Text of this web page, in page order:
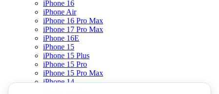
iPhone 16
iPhone Air
iPhone 16 Pro Max
iPhone 17 Pro Max
iPhone 16E
iPhone 15
iPhone 15 Plus
iPhone 15 Pro
iPhone 15 Pro Max
iPhone 14